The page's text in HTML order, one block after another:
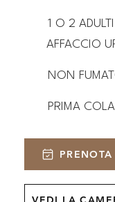
1 O 2 ADULTI
AFFACCIO
NON
PRIMA